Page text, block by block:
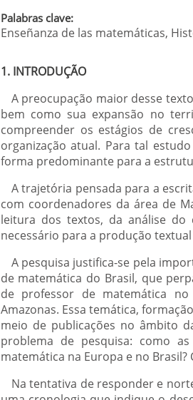
Palabras clave:
Enseñanza de las matemáticas,
1. INTRODUÇÃO
A preocupação maior desse
bem como sua expansão no
compreender os estágios de
organização atual. Para tal
forma predominante para a
A trajetória pensada para a
com coordenadores da área de
leitura dos textos, da análise
necessário para a produção
A pesquisa justifica-se pela
de matemática do Brasil, que
de professor de matemática
Amazonas. Essa temática,
meio de publicações no âmbito
problema de pesquisa: como
matemática na Europa e no
Na tentativa de responder e